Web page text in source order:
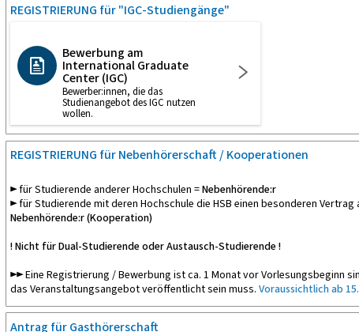
REGISTRIERUNG für "IGC-Studiengänge"
Bewerbung am
International Graduate
Center (IGC)
Bewerber:innen, die das
Studienangebot des IGC nutzen
wollen.
REGISTRIERUNG für Nebenhörerschaft / Kooperationen
► für Studierende anderer Hochschulen =Nebenhörende:r
► für Studierende mit deren Hochschule die HSB einen besonderen
Nebenhörende:r (Kooperation)
! Nicht für Dual-Studierende oder Austausch-Studierende !
►► Eine Registrierung / Bewerbung ist ca. 1 Monat vor Vorlesungsbeginn
das Veranstaltungsangebot veröffentlicht sein muss. Voraussichtlich ab
Antrag für Gasthörerschaft